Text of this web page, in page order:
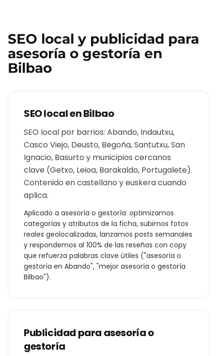
SEO local y publicidad para
asesoría o gestoría en
Bilbao
SEO local enBilbao
SEO local por barrios: Abando, Indautxu,
Casco Viejo, Deusto, Begoña, Santutxu, San
Ignacio, Basurto y municipios cercanos
clave (Getxo, Leioa, Barakaldo, Portugalete).
Contenido en castellano y euskera cuando
aplica.
Aplicado a asesoría o gestoría: optimizamos
categorías y atributos de la ficha, subimos fotos
reales geolocalizadas, lanzamos posts semanales
y respondemos al 100% de las reseñas con copy
que refuerza palabras clave útiles ("asesoría o
gestoría en Abando", "mejor asesoría o gestoría
Bilbao").
Publicidad para asesoría o
gestoría